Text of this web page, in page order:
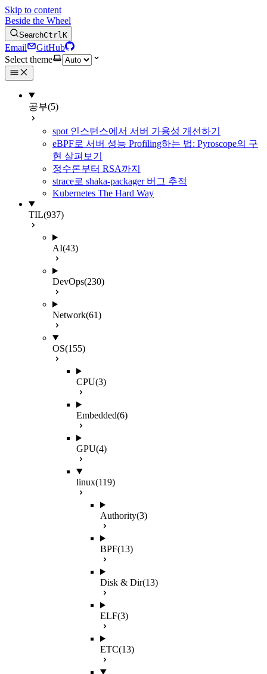
Skip to content
Beside the Wheel
SearchCtrlK
Email
GitHub
Select theme
공부(5)
spot 인스턴스에서 서버 가용성 개선하기
eBPF로 서버 성능 Profiling하는 법: Pyroscope의 구
현 살펴보기
정수론부터 RSA까지
strace로 shaka-packager 버그 추적
Kubernetes The Hard Way
TIL(937)
AI(43)
DevOps(230)
Network(61)
OS(155)
CPU(3)
Embedded(6)
GPU(4)
linux(119)
Authority(3)
BPF(13)
Disk & Dir(13)
ELF(3)
ETC(13)